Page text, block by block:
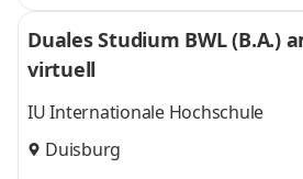
Duales Studium BWL (B.A.)
virtuell
IU Internationale Hochschule
Duisburg